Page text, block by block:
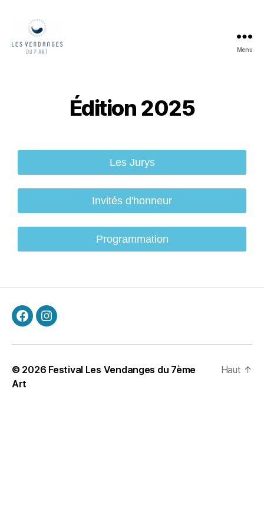
Menu
Édition 2025
Les Jurys
Invités d'honneur
Programmation
© 2026 Festival Les Vendanges du 7ème
Art
Haut ↑